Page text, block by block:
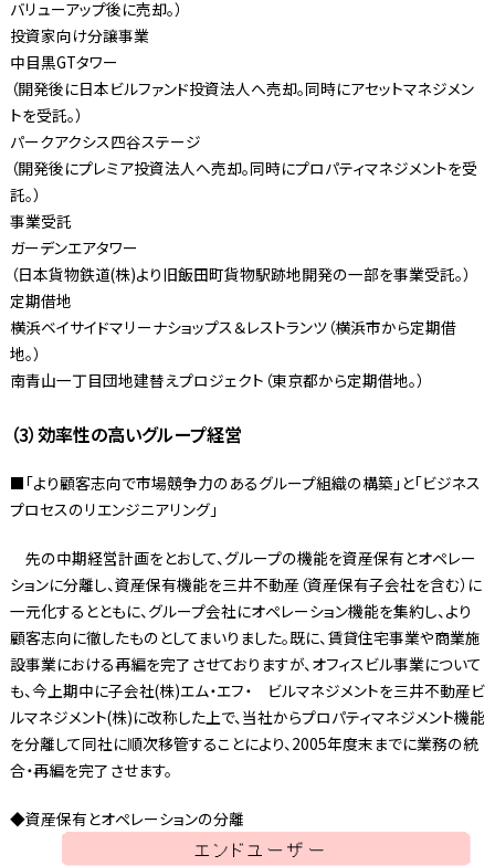
バリューアップ後に売却。）
投資家向け分譲事業
中目黒GTタワー
（開発後に日本ビルファンド投資法人へ売却。同時にアセットマネジメン
トを受託。）
パークアクシス四谷ステージ
（開発後にプレミア投資法人へ売却。同時にプロパティマネジメントを受
託。）
事業受託
ガーデンエアタワー
（日本貨物鉄道(株)より旧飯田町貨物駅跡地開発の一部を事業受託。）
定期借地
横浜ベイサイドマリーナショップス＆レストランツ（横浜市から定期借
地。）
南青山一丁目団地建替えプロジェクト（東京都から定期借地。）
（3）効率性の高いグループ経営
■「より顧客志向で市場競争力のあるグループ組織の構築」と「ビジネス
プロセスのリエンジニアリング」
先の中期経営計画をとおして、グループの機能を資産保有とオペレー
ションに分離し、資産保有機能を三井不動産（資産保有子会社を含む）に
一元化するとともに、グループ会社にオペレーション機能を集約し、より
顧客志向に徹したものとしてまいりました。既に、賃貸住宅事業や商業施
設事業における再編を完了させておりますが、オフィスビル事業について
も、今上期中に子会社(株)エム・エフ・ ビルマネジメントを三井不動産ビ
ルマネジメント(株)に改称した上で、当社からプロパティマネジメント機能
を分離して同社に順次移管することにより、2005年度末までに業務の統
合・再編を完了させます。
◆資産保有とオペレーションの分離